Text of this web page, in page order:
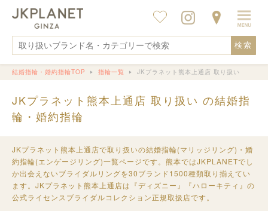
検索
結婚指輪・婚約指輪TOP 指輪一覧 JKプラネット熊本上通店 取り扱い
JKプラネット熊本上通店 取り扱い の結婚指
輪・婚約指輪
JKプラネット熊本上通店で取り扱いの結婚指輪(マリッジリング)・婚
約指輪(エンゲージリング)一覧ページです。熊本ではJKPLANETでし
か出会えないブライダルリングを30ブランド1500種類取り揃えてい
ます。JKプラネット熊本上通店は『ディズニー』『ハローキティ』の
公式ライセンスブライダルコレクション正規取扱店です。